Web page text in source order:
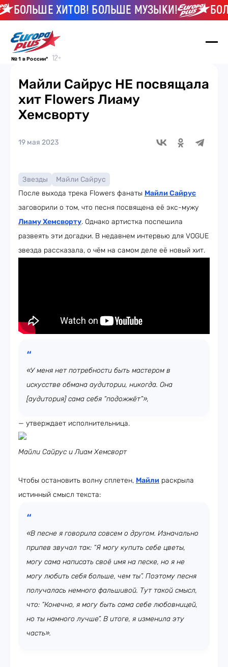
БОЛЬШЕ ХИТОВ! БОЛЬШЕ МУЗЫКИ!
№ 1 в России*
Майли Сайрус НЕ посвящала
хит Flowers Лиаму
Хемсворту
19 мая 2023
Звезды
Майли Сайрус
После выхода трека Flowers фанаты Майли Сайрус
заговорили о том, что песня посвящена её экс-мужу
Лиаму Хемсворту. Однако артистка поспешила
развеять эти догадки. В недавнем интервью для VOGUE
звезда рассказала, о чём на самом деле её новый хит.
«У меня нет потребности быть мастером в
искусстве обмана аудитории, никогда. Она
[аудитория] сама себя “подожжёт”»,
— утверждает исполнительница.
Майли Сайрус и Лиам Хемсворт
Чтобы остановить волну сплетен, Майли раскрыла
истинный смысл текста:
«В песне я говорила совсем о другом. Изначально
припев звучал так: “Я могу купить себе цветы,
могу сама написать своё имя на песке, но я не
могу любить себя больше, чем ты”. Поэтому песня
получалась немного фальшивой. Тут такой смысл,
что: “Конечно, я могу быть сама себе любовницей,
но ты намного лучше”. В итоге, я изменила эту
часть».